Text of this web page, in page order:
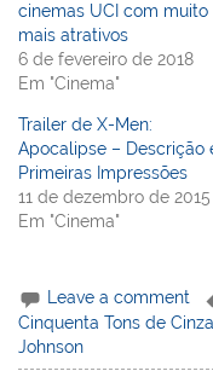
cinemas UCI com muito
mais atrativos
6 de fevereiro de 2018
Em "Cinema"
Trailer de X-Men:
Apocalipse – Descrição
Primeiras Impressões
11 de dezembro de 2015
Em "Cinema"
Leave a comment
Cinquenta Tons de Cinza
Johnson